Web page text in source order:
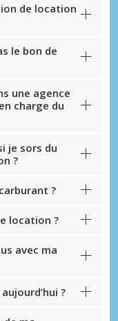
de location
le bon de
une agence
charge du
je sors du
?
?
location ?
avec ma
?